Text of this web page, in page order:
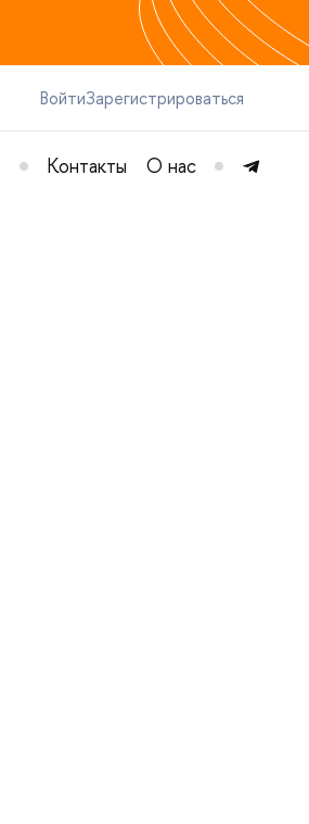
ВойтиЗарегистрироваться
Контакты О нас